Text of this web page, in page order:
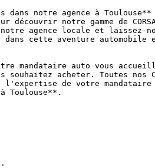
dans notre agence à
notre gamme de
agence locale et laissez-
dans cette aventure
mandataire auto vous
souhaitez acheter. Toutes
de votre
Toulouse**.